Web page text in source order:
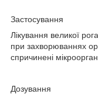
Застосування
Лікування великої
при захворюваннях
спричинені
Дозування